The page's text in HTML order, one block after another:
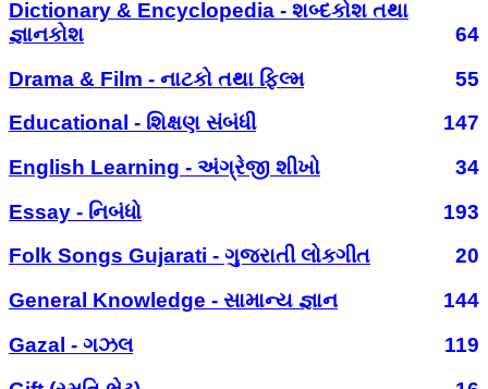
Dictionary & Encyclopedia - શબ્દકોશ તથા
જ્ઞાનકોશ
64
Drama & Film - નાટકો તથા ફિલ્મ
55
Educational - શિક્ષણ સંબંધી
147
English Learning - અંગ્રેજી શીખો
34
Essay - નિબંધો
193
Folk Songs Gujarati - ગુજરાતી લોકગીત
20
General Knowledge - સામાન્ય જ્ઞાન
144
Gazal - ગઝલ
119